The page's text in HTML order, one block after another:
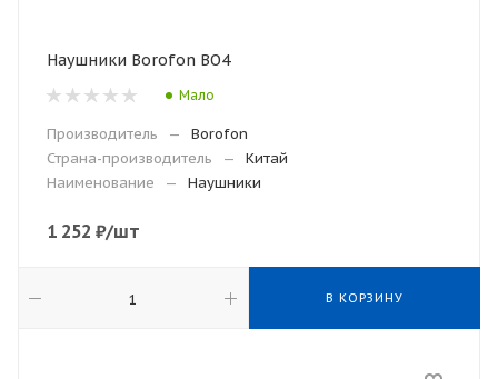
Наушники Borofon BO4
Мало
Производитель —
Borofon
Страна-производитель
—
Китай
Наименование
— Наушники
1 252 ₽/шт
В КОРЗИНУ